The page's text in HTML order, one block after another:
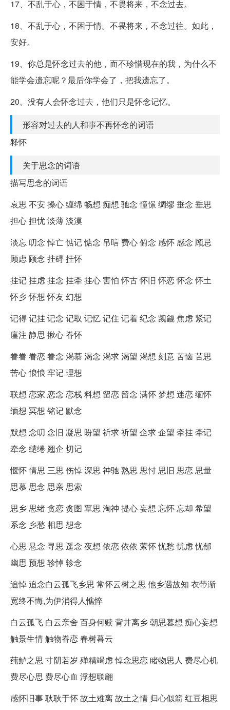
17、不乱于心，不困于情，不畏将来，不念过去。
18、不乱于心，不困于情。不畏将来，不念过往。如此，
安好。
19、你总是怀念过去的他，而不珍惜现在的我，为什么不
能学会遗忘呢？最后你学会了，把我遗忘了。
20、没有人会怀念过去，他们只是怀念记忆。
形容对过去的人和事不再怀念的词语
释怀
关于思念的词语
描写思念的词语
哀思 不安 操心 缠绵 畅想 痴想 驰念 憧憬 绸缪 垂念 垂思
担心 担忧 淡薄 淡漠
淡忘 叨念 悼亡 惦记 惦念 吊唁 费心 俯念 感怀 感念 顾忌
顾虑 顾念 挂碍 挂怀
挂记 挂虑 挂念 挂牵 挂心 害怕 怀古 怀旧 怀恋 怀念 怀土
怀乡 怀想 怀友 幻想
记得 记挂 记念 记取 记忆 记住 记着 纪念 觊觎 焦虑 紧记
廑注 静思 揪心 眷怀
眷眷 眷恋 眷念 渴慕 渴念 渴求 渴望 渴想 刻意 苦恼 苦思
苦心 悢悢 牢记 理想
联想 恋家 恋念 恋栈 料想 留恋 留念 满怀 梦想 迷恋 缅怀
缅想 冥想 铭记 默念
默想 念叨 念旧 凝思 盼望 祈求 祈望 企求 企望 牵挂 牵记
牵念 缱绻 翘企 切记
惬怀 情思 三思 伤悼 深思 神驰 熟思 思忖 思旧 思恋 思量
思慕 思念 思亲 思索
思乡 思绪 贪恋 贪图 覃思 淘神 提心 妄想 忘怀 忘却 希望
系念 乡愁 相思 想念
心思 悬念 寻思 遥念 夜想 依恋 依依 萦怀 忧愁 忧虑 忧郁
幽思 预想 轸悼 轸念
追悼 追念白云孤飞乡思 常怀云树之思 他乡遇故知 衣带渐
宽终不悔,为伊消得人憔悴
白云孤飞 白云亲舍 百身何赎 背井离乡 朝思暮想 痴心妄想
触景生情 触物眷恋 春树暮云
莼鲈之思 寸阴若岁 殚精竭虑 悼念思恋 睹物思人 费尽心机
费尽心思 费尽心血 浮想联翩
感怀旧事 耿耿于怀 故土难离 故土之情 归心似箭 红豆相思